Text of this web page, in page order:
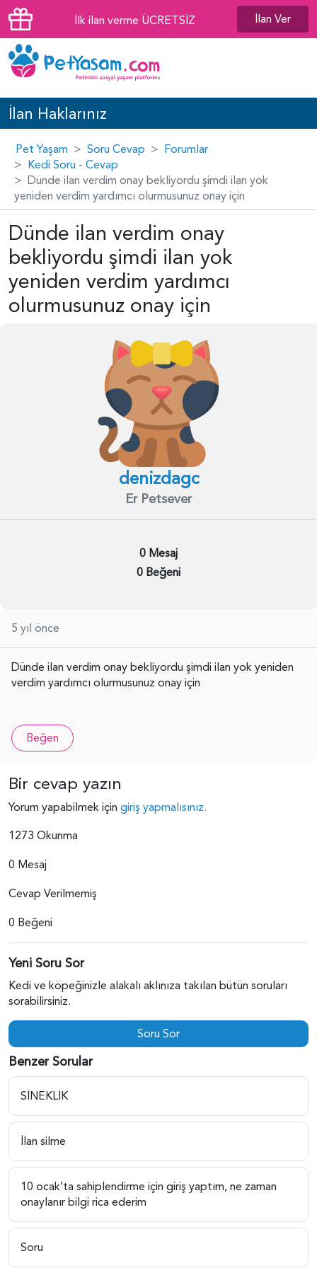
İlk ilan verme ÜCRETSİZ İlan Ver
İlan Haklarınız
Pet Yaşam Soru Cevap
Forumlar
Kedi Soru - Cevap
Dünde ilan verdim onay bekliyordu şimdi ilan yok
yeniden verdim yardımcı olurmusunuz onay için
Dünde ilan verdim onay
bekliyordu şimdi ilan yok
yeniden verdim yardımcı
olurmusunuz onay için
denizdagc
Er Petsever
0 Mesaj
0 Beğeni
5 yıl önce
Dünde ilan verdim onay bekliyordu şimdi ilan yok yeniden
verdim yardımcı olurmusunuz onay için
Beğen
Bir cevap yazın
Yorum yapabilmek için giriş yapmalısınız.
1273 Okunma
0 Mesaj
Cevap Verilmemiş
0 Beğeni
Yeni Soru Sor
Kedi ve köpeğinizle alakalı aklınıza takılan bütün soruları
sorabilirsiniz.
Soru Sor
Benzer Sorular
SİNEKLİK
İlan silme
10 ocak’ta sahiplendirme için giriş yaptım, ne zaman
onaylanır bilgi rica ederim
Soru